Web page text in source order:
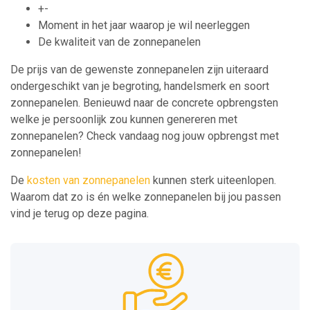
+-
Moment in het jaar waarop je wil neerleggen
De kwaliteit van de zonnepanelen
De prijs van de gewenste zonnepanelen zijn uiteraard
ondergeschikt van je begroting, handelsmerk en soort
zonnepanelen. Benieuwd naar de concrete opbrengsten
welke je persoonlijk zou kunnen genereren met
zonnepanelen? Check vandaag nog jouw opbrengst met
zonnepanelen!
De kosten van zonnepanelen kunnen sterk uiteenlopen.
Waarom dat zo is én welke zonnepanelen bij jou passen
vind je terug op deze pagina.